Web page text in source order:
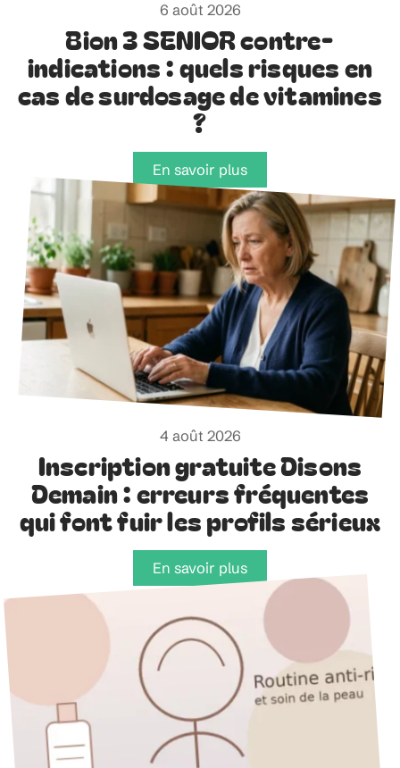
6 août 2026
Bion 3 SENIOR contre-
indications : quels risques en
cas de surdosage de vitamines
?
En savoir plus
4 août 2026
Inscription gratuite Disons
Demain : erreurs fréquentes
qui font fuir les profils sérieux
En savoir plus